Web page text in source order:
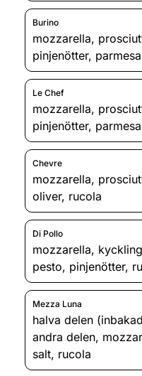
Burino
mozzarella,
pinjenötter,
Le Chef
mozzarella,
pinjenötter,
Chevre
mozzarella,
oliver, rucola
Di Pollo
mozzarella, kyckling
pesto, pinjenötter,
Mezza Luna
halva delen
andra delen,
salt, rucola